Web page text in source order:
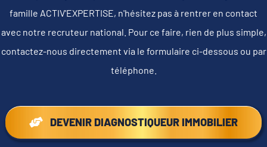
famille ACTIV'EXPERTISE, n'hésitez pas à rentrer en contact
avec notre recruteur national. Pour ce faire, rien de plus simple,
contactez-nous directement via le formulaire ci-dessous ou par
téléphone.
DEVENIR DIAGNOSTIQUEUR IMMOBILIER